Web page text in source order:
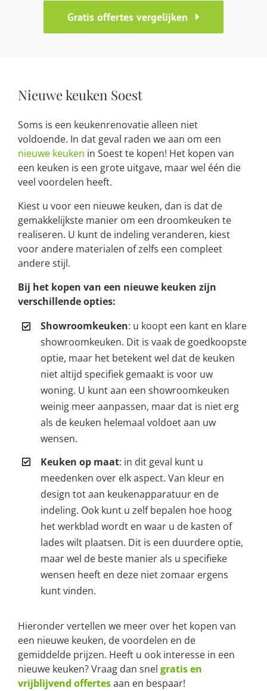
Gratis offertes vergelijken
Nieuwe keuken Soest
Soms is een keukenrenovatie alleen niet
voldoende. In dat geval raden we aan om een
nieuwe keuken in Soest te kopen! Het kopen van
een keuken is een grote uitgave, maar wel één die
veel voordelen heeft.
Kiest u voor een nieuwe keuken, dan is dat de
gemakkelijkste manier om een droomkeuken te
realiseren. U kunt de indeling veranderen, kiest
voor andere materialen of zelfs een compleet
andere stijl.
Bij het kopen van een nieuwe keuken zijn
verschillende opties:
Showroomkeuken: u koopt een kant en klare
showroomkeuken. Dit is vaak de goedkoopste
optie, maar het betekent wel dat de keuken
niet altijd specifiek gemaakt is voor uw
woning. U kunt aan een showroomkeuken
weinig meer aanpassen, maar dat is niet erg
als de keuken helemaal voldoet aan uw
wensen.
Keuken op maat: in dit geval kunt u
meedenken over elk aspect. Van kleur en
design tot aan keukenapparatuur en de
indeling. Ook kunt u zelf bepalen hoe hoog
het werkblad wordt en waar u de kasten of
lades wilt plaatsen. Dit is een duurdere optie,
maar wel de beste manier als u specifieke
wensen heeft en deze niet zomaar ergens
kunt vinden.
Hieronder vertellen we meer over het kopen van
een nieuwe keuken, de voordelen en de
gemiddelde prijzen. Heeft u ook interesse in een
nieuwe keuken? Vraag dan snel gratis en
vrijblijvend offertesaan en bespaar!